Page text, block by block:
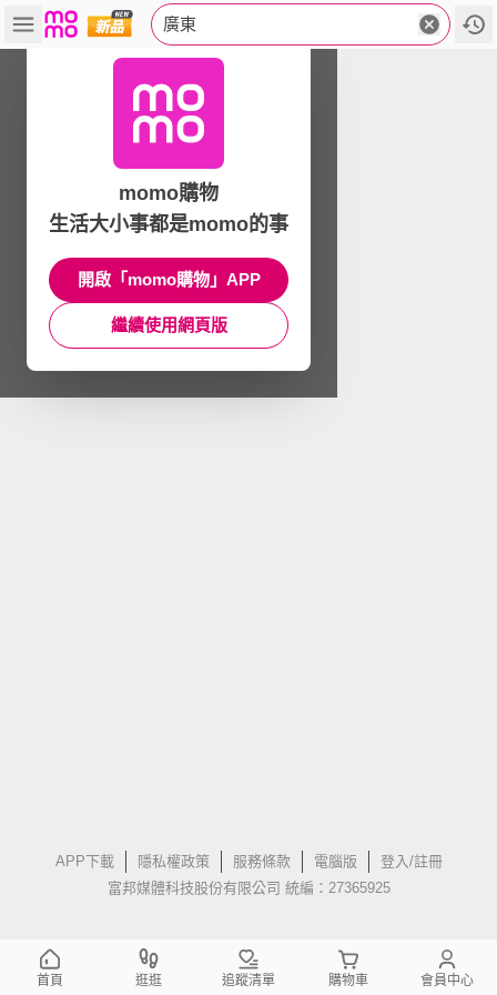
廣東
APP下載 隱私權政策 服務條款 電腦版
登入/註冊
富邦媒體科技股份有限公司 統編：27365925
momo購物
生活大小事都是momo的事
開啟「momo購物」APP
繼續使用網頁版
首頁 逛逛 追蹤清單 購物車 會員中心